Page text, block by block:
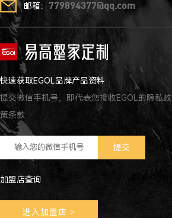
邮箱： 779894377@qq.com
快速获取EGOL品牌产品资料
提交微信手机号，即代表您接收EGOL的隐私政
策条款
加盟店查询
进入加盟店 >